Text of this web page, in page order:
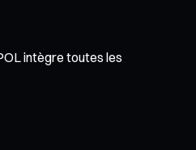
intègre toutes les